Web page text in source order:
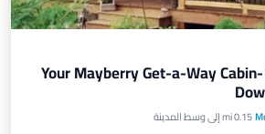
Your Mayberry Get-a-Way
0.15 mi إلى وسط المدينة
شرفة / تراس